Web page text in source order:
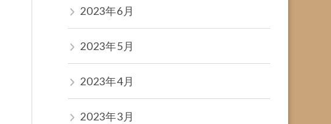
2023年6月
2023年5月
2023年4月
2023年3月